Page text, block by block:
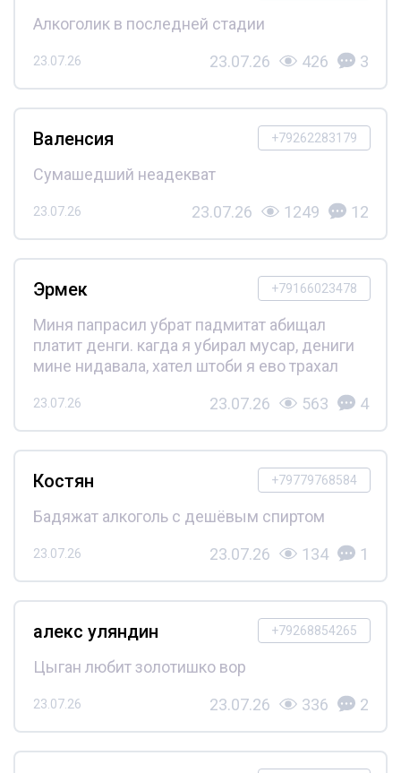
Алкоголик в последней стадии
23.07.26 23.07.26 426 3
+79262283179
Валенсия
Сумашедший неадекват
23.07.26 23.07.26 1249 12
+79166023478
Эрмек
Миня папрасил убрат падмитат абищал
платит денги. кагда я убирал мусар, дениги
мине нидавала, хател штоби я ево трахал
23.07.26 23.07.26 563 4
+79779768584
Костян
Бадяжат алкоголь с дешёвым спиртом
23.07.26 23.07.26 134 1
+79268854265
алекс уляндин
Цыган любит золотишко вор
23.07.26 23.07.26 336 2